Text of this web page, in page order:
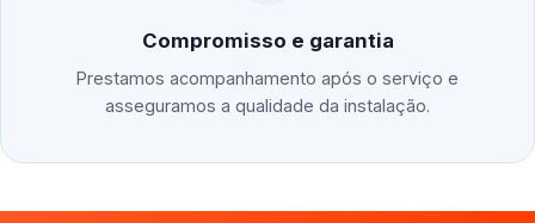
Compromisso e garantia
Prestamos acompanhamento após o serviço e
asseguramos a qualidade da instalação.